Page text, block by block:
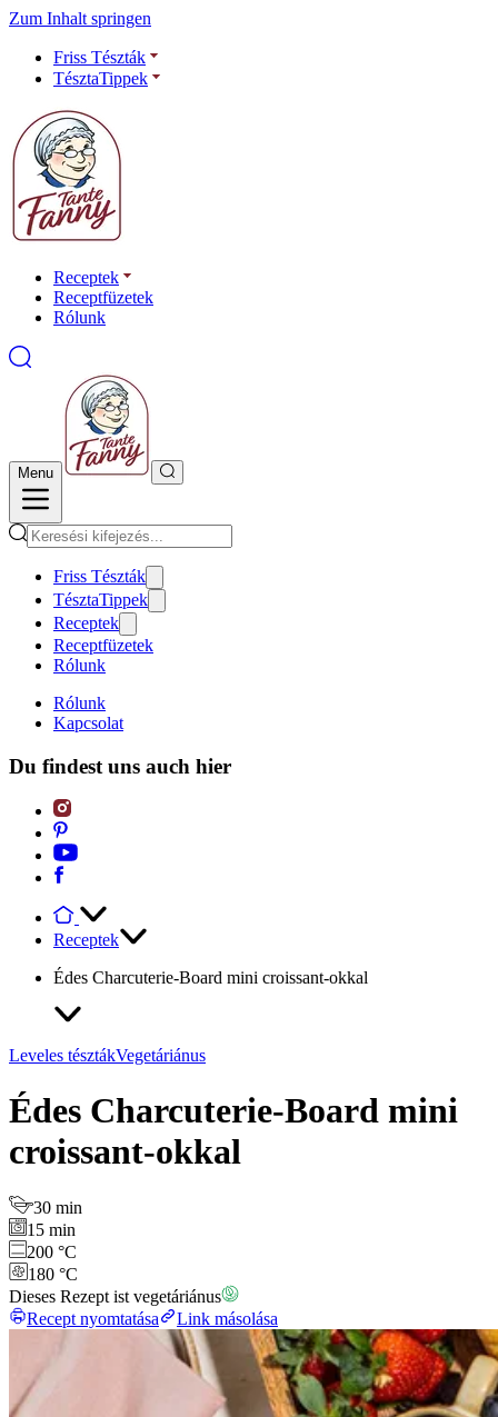
Zum Inhalt springen
Friss Tészták
TésztaTippek
Receptek
Receptfüzetek
Rólunk
Menu
Friss Tészták
TésztaTippek
Receptek
Receptfüzetek
Rólunk
Rólunk
Kapcsolat
Du findest uns auch hier
Receptek
Édes Charcuterie-Board mini croissant-okkal
Leveles tésztákVegetáriánus
Édes Charcuterie-Board mini
croissant-okkal
30 min
15 min
200 °C
180 °C
Dieses Rezept ist vegetáriánus
Recept nyomtatása
Link másolása